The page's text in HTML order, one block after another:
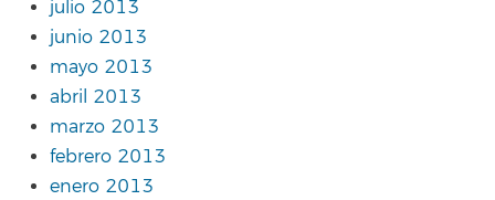
julio 2013
junio 2013
mayo 2013
abril 2013
marzo 2013
febrero 2013
enero 2013